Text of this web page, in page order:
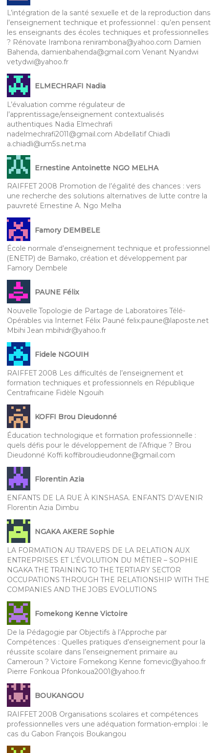
L’intégration de la santé sexuelle et de la reproduction dans
l’enseignement technique et professionnel : qu’en pensent
les enseignants des écoles techniques et professionnelles
? Rénovate Irambona renirambona@yahoo.com Damien
Bahenda, damienbahenda@gmail.com Venant Nyandwi
vetydwi@yahoo.fr
ELMECHRAFI Nadia
L’évaluation comme régulateur de
l’apprentissage/enseignement contextualisés
authentiques Nadia Elmechrafi
nadelmechrafi2011@gmail.com Abdellatif Chiadli
a.chiadli@um5s.net.ma
Ernestine Antoinette NGO MELHA
RAIFFET 2008 Promotion de l’égalité des chances : vers
une recherche des solutions alternatives de lutte contre la
pauvreté Ernestine A. Ngo Melha
Famory DEMBELE
École normale d’enseignement technique et professionnel
(ENETP) de Bamako, création et développement par
Famory Dembele
PAUNE Félix
Nouvelle Topologie de Partage de Laboratoires Télé-
Opérables via Internet Félix Pauné felix.paune@laposte.net
Mbihi Jean mbihidr@yahoo.fr
Fidele NGOUIH
RAIFFET 2008 Les difficultés de l’enseignement et
formation techniques et professionnels en République
Centrafricaine Fidèle Ngouih
KOFFI Brou Dieudonné
Éducation technologique et formation professionnelle :
quels défis pour le développement de l’Afrique ? Brou
Dieudonné Koffi koffibroudieudonne@gmail.com
Florentin Azia
ENFANTS DE LA RUE À KINSHASA. ENFANTS D’AVENIR
Florentin Azia Dimbu
NGAKA AKERE Sophie
LA FORMATION AU TRAVERS DE LA RELATION AUX
ENTREPRISES ET L’ÉVOLUTION DU MÉTIER – SOPHIE
NGAKA THE TRAINING TO THE TERTIARY SECTOR
OCCUPATIONS THROUGH THE RELATIONSHIP WITH THE
COMPANIES AND THE JOBS EVOLUTIONS
Fomekong Kenne Victoire
De la Pédagogie par Objectifs à l’Approche par
Compétences : Quelles pratiques d’enseignement pour la
réussite scolaire dans l’enseignement primaire au
Cameroun ? Victoire Fomekong Kenne fomevic@yahoo.fr
Pierre Fonkoua Pfonkoua2001@yahoo.fr
BOUKANGOU
RAIFFET 2008 Organisations scolaires et compétences
professionnelles vers une adéquation formation-emploi : le
cas du Gabon François Boukangou